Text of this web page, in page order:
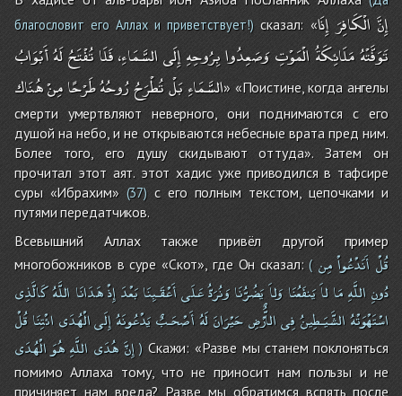
благословит его Аллах и приветствует!)сказал: « إِنَّ الْكَافِرَ إِذَا
تَوَفَّتْهُمَلَائِكَةُالْمَوْتِوَصَعِدُوابِرُوحِهِإِلَىالسَّمَاءِ،فَلَاتُفْتَحُلَهُأَبْوَابُ
السَّمَاءِبَلْتُطْرَحُرُوحُهُطَرْحًامِنْهُنَاك
» «Поистине, когда ангелы
смерти умертвляют неверного, они поднимаются с его
душой на небо, и не открываются небесные врата пред ним.
Более того, его душу скидывают оттуда». Затем он
прочитал этот аят. этот хадис уже приводился в тафсире
суры «Ибрахим»(37) с его полным текстом, цепочками и
путями передатчиков.
Всевышний Аллах также привёл другой пример
многобожников в суре «Скот», где Он сказал:( قُلْ أَنَدْعُواْمِن
دُونِاللَّهِمَالاَيَنفَعُنَا وَلاَيَضُرُّنَاوَنُرَدُّعَلَىأَعْقَـبِنَابَعْدَإِذْهَدَانَا اللَّهُكَالَّذِى
اسْتَهْوَتْهُالشَّيَـطِينُفِىالاٌّرْضِحَيْرَانَلَهُأَصْحَـبٌيَدْعُونَهُإِلَىالْهُدَىائْتِنَاقُلْ
إِنَّهُدَى اللَّهِهُوَالْهُدَى ) Скажи: «Разве мы станем поклоняться
помимо Аллаха тому, что не приносит нам пользы и не
причиняет нам вреда? Разве мы обратимся вспять после